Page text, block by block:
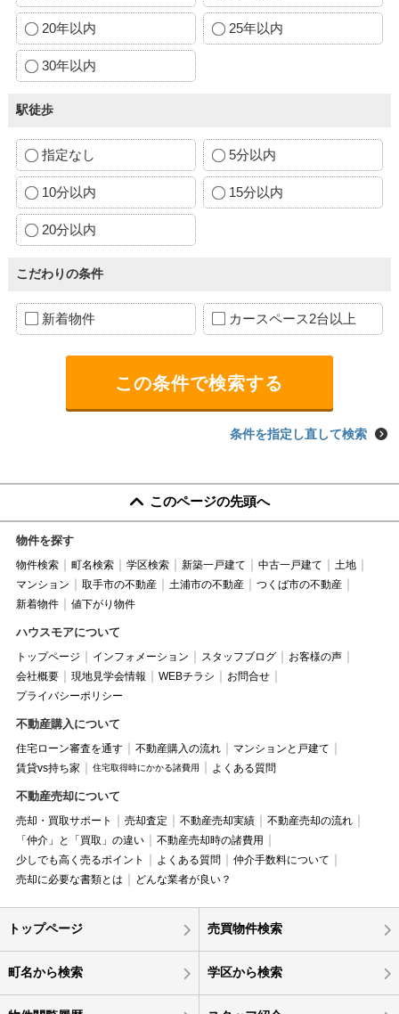
20年以内 25年以内
30年以内
駅徒歩
指定なし 5分以内
10分以内 15分以内
20分以内
こだわりの条件
新着物件 カースペース2台以上
条件を指定し直して検索
このページの先頭へ
物件を探す
物件検索 町名検索 学区検索 新築一戸建て 中古一戸建て
土地
マンション
取手市の不動産 土浦市の不動産
つくば市の不動産
新着物件
値下がり物件
ハウスモアについて
トップページ インフォメーション スタッフブログ
お客様の声
会社概要
現地見学会情報 WEBチラシ
お問合せ
プライバシーポリシー
不動産購入について
住宅ローン審査を通す 不動産購入の流れ
マンションと戸建て
賃貸vs持ち家
住宅取得時にかかる諸費用 よくある質問
不動産売却について
売却・買取サポート 売却査定 不動産売却実績
不動産売却の流れ
「仲介」と「買取」の違い
不動産売却時の諸費用
少しでも高く売るポイント
よくある質問
仲介手数料について
売却に必要な書類とは
どんな業者が良い？
トップページ 売買物件検索
町名から検索 学区から検索